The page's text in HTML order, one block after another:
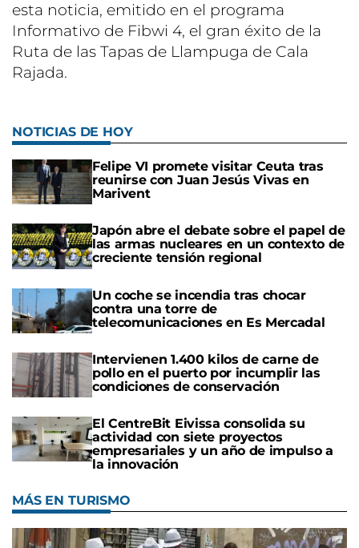
esta noticia, emitido en el programa
Informativo de Fibwi 4, el gran éxito de la
Ruta de las Tapas de Llampuga de Cala
Rajada.
NOTICIAS DE HOY
Felipe VI promete visitar Ceuta tras
reunirse con Juan Jesús Vivas en
Marivent
Japón abre el debate sobre el papel de
las armas nucleares en un contexto de
creciente tensión regional
Un coche se incendia tras chocar
contra una torre de
telecomunicaciones en Es Mercadal
Intervienen 1.400 kilos de carne de
pollo en el puerto por incumplir las
condiciones de conservación
El CentreBit Eivissa consolida su
actividad con siete proyectos
empresariales y un año de impulso a
la innovación
MÁS EN TURISMO